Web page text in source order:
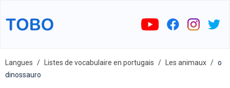
Langues Listes de vocabulaire en portugais Les animaux
o
dinossauro